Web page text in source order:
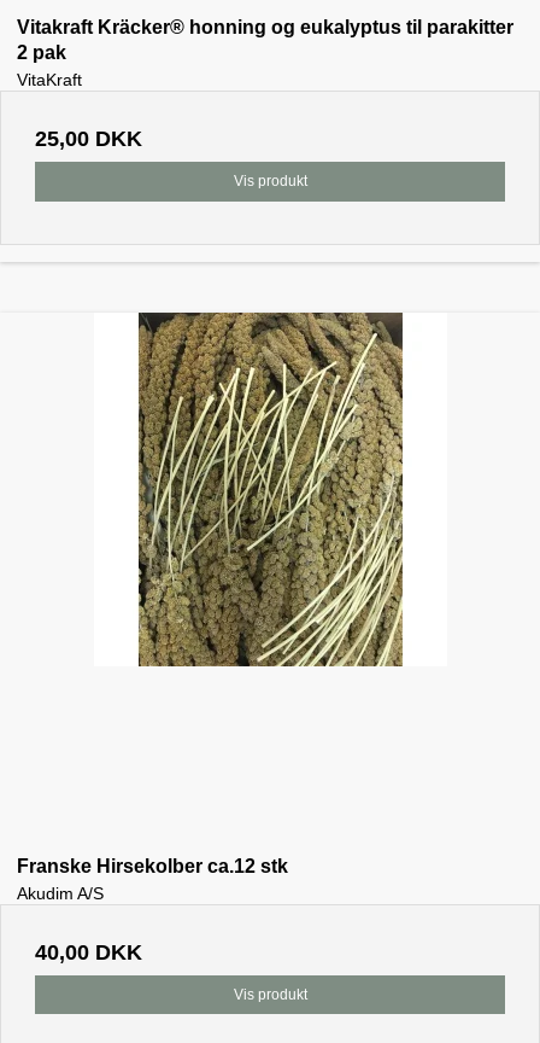
Vitakraft Kräcker® honning og eukalyptus til parakitter
2 pak
VitaKraft
25,00 DKK
Vis produkt
Franske Hirsekolber ca.12 stk
Akudim A/S
40,00 DKK
Vis produkt